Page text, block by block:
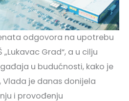
odgovora na upotrebu
Grad“, a u cilju
u budućnosti, kako je
je danas donijela
i provođenju